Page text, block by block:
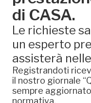
di CASA.
Le richieste
un esperto
assisterà
Registrandoti
il nostro giornale
sempre aggiornato
normativa.